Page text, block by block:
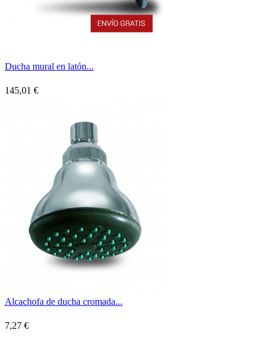
Ducha mural en latón...
145,01 €
Alcachofa de ducha cromada...
7,27 €